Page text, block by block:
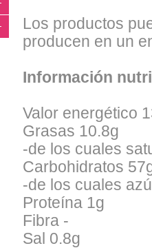
Los productos
producen en un
Información
Valor energético
Grasas 10.8g
-de los cuales
Carbohidratos
-de los cuales
Proteína 1g
Fibra -
Sal 0.8g